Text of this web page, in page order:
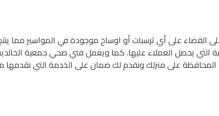
القضاء على أي ترسبات أو اوساخ موجودة في المواسير مما
التي يحصل العملاء عليها. كما ويعمل فني صحي جمعية
على منزلك ونقدم لك ضمان على الخدمة التي نقدمها مع